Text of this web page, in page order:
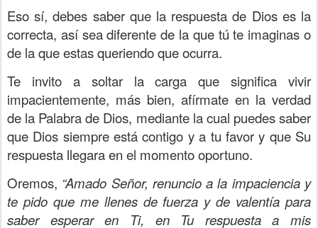
Eso sí, debes saber que la respuesta de Dios es la
correcta, así sea diferente de la que tú te imaginas o
de la que estas queriendo que ocurra.
Te invito a soltar la carga que significa vivir
impacientemente, más bien, afírmate en la verdad
de la Palabra de Dios, mediante la cual puedes saber
que Dios siempre está contigo y a tu favor y que Su
respuesta llegara en el momento oportuno.
Oremos, “Amado Señor, renuncio a la impaciencia y
te pido que me llenes de fuerza y de valentía para
saber esperar en Ti, en Tu respuesta a mis